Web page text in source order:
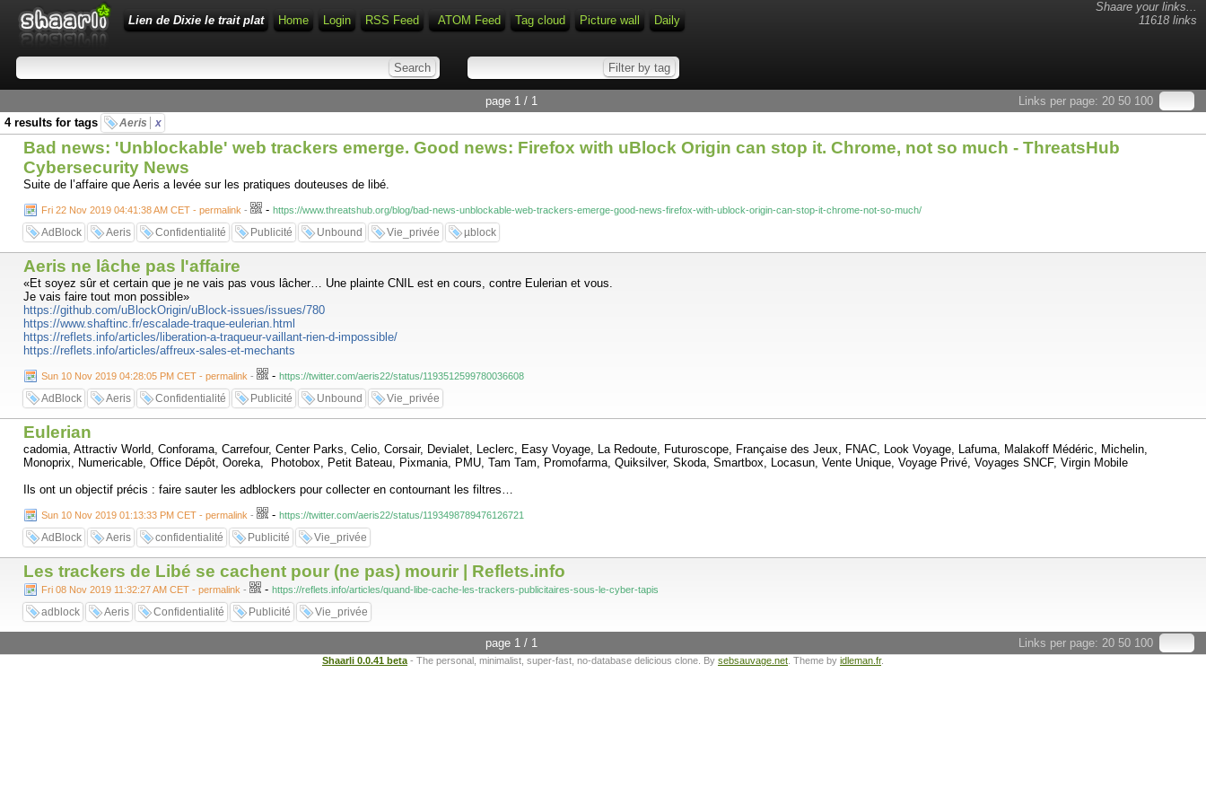
Shaare your links...
11618 links
Lien de Dixie le trait plat Home Login RSS Feed ATOM Feed Tag cloud Picture wall Daily
Links per page: 20 50 100
page 1 / 1
4 results for tags
Aeris x
Bad news: 'Unblockable' web trackers emerge. Good news: Firefox with uBlock Origin can stop it. Chrome, not so much - ThreatsHub
Cybersecurity News
Suite de l’affaire que Aeris a levée sur les pratiques douteuses de libé.
Fri 22 Nov 2019 04:41:38 AM CET - permalink - - https://www.threatshub.org/blog/bad-news-unblockable-web-trackers-emerge-good-news-firefox-with-ublock-origin-can-stop-it-chrome-not-so-much/
AdBlock Aeris Confidentialité Publicité Unbound Vie_privée µblock
Aeris ne lâche pas l'affaire
«Et soyez sûr et certain que je ne vais pas vous lâcher… Une plainte CNIL est en cours, contre Eulerian et vous.
Je vais faire tout mon possible»
https://github.com/uBlockOrigin/uBlock-issues/issues/780
https://www.shaftinc.fr/escalade-traque-eulerian.html
https://reflets.info/articles/liberation-a-traqueur-vaillant-rien-d-impossible/
https://reflets.info/articles/affreux-sales-et-mechants
Sun 10 Nov 2019 04:28:05 PM CET - permalink - - https://twitter.com/aeris22/status/1193512599780036608
AdBlock Aeris Confidentialité Publicité Unbound Vie_privée
Eulerian
cadomia, Attractiv World, Conforama, Carrefour, Center Parks, Celio, Corsair, Devialet, Leclerc, Easy Voyage, La Redoute, Futuroscope, Française des Jeux, FNAC, Look Voyage, Lafuma, Malakoff Médéric, Michelin,
Monoprix, Numericable, Office Dépôt, Ooreka, Photobox, Petit Bateau, Pixmania, PMU, Tam Tam, Promofarma, Quiksilver, Skoda, Smartbox, Locasun, Vente Unique, Voyage Privé, Voyages SNCF, Virgin Mobile
Ils ont un objectif précis : faire sauter les adblockers pour collecter en contournant les filtres…
Sun 10 Nov 2019 01:13:33 PM CET - permalink - - https://twitter.com/aeris22/status/1193498789476126721
AdBlock Aeris confidentialité Publicité Vie_privée
Les trackers de Libé se cachent pour (ne pas) mourir | Reflets.info
Fri 08 Nov 2019 11:32:27 AM CET - permalink - - https://reflets.info/articles/quand-libe-cache-les-trackers-publicitaires-sous-le-cyber-tapis
adblock Aeris Confidentialité Publicité Vie_privée
Links per page: 20 50 100
page 1 / 1
Shaarli 0.0.41 beta - The personal, minimalist, super-fast, no-database delicious clone. By sebsauvage.net . Theme by idleman.fr.